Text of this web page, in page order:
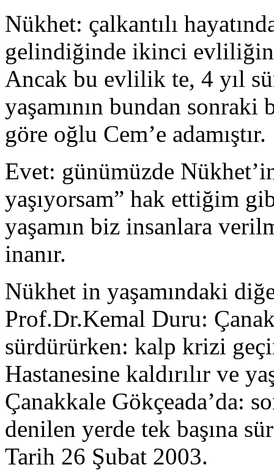
Nükhet: çalkantılı
gelindiğinde ikinci
Ancak bu evlilik te, 4 yıl
yaşamının bundan
göre oğlu Cem’e adamıştır.
Evet: günümüzde
yaşıyorsam” hak ettiğim
yaşamın biz insanlara
inanır.
Nükhet in yaşamındaki
Prof.Dr.Kemal Duru:
sürdürürken: kalp krizi
Hastanesine kaldırılır ve
Çanakkale Gökçeada’da:
denilen yerde tek başına
Tarih 26 Şubat 2003.